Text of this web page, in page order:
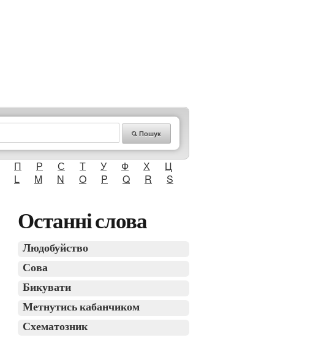
Пошук
П Р С Т У Ф Х
Ц
L M N O P Q R
S
Останні слова
Людобуйство
Сова
Бикувати
Метнутись кабанчиком
Схематозник